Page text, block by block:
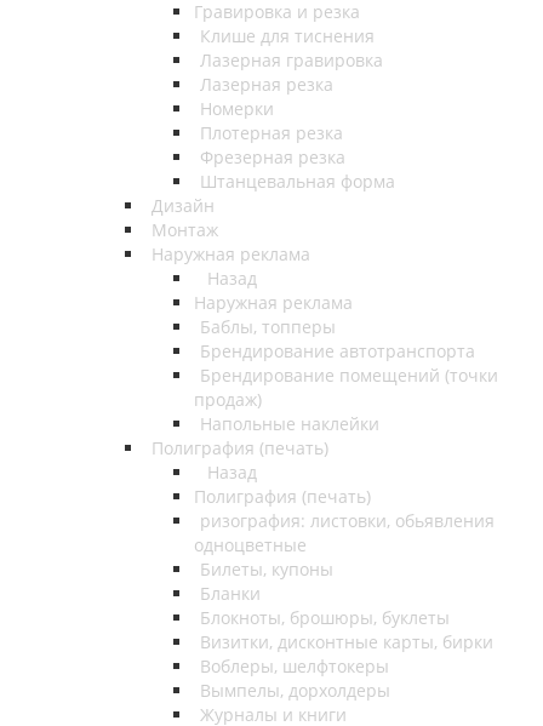
Гравировка и резка
Клише для тиснения
Лазерная гравировка
Лазерная резка
Номерки
Плотерная резка
Фрезерная резка
Штанцевальная форма
Дизайн
Монтаж
Наружная реклама
Назад
Наружная реклама
Баблы, топперы
Брендирование автотранспорта
Брендирование помещений (точки
продаж)
Напольные наклейки
Полиграфия (печать)
Назад
Полиграфия (печать)
ризография: листовки, обьявления
одноцветные
Билеты, купоны
Бланки
Блокноты, брошюры, буклеты
Визитки, дисконтные карты, бирки
Воблеры, шелфтокеры
Вымпелы, дорхолдеры
Журналы и книги